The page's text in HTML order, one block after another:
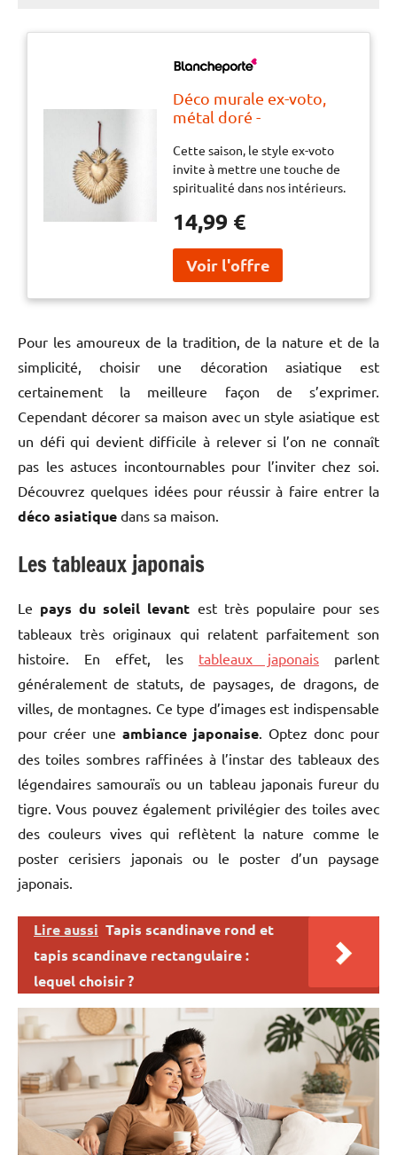
Déco murale ex-voto,
métal doré -
saison, le style ex-voto
invite à mettre une
touche de spiritualité
visuelle, cette
décoration habille à elle
seule les murs de votre
chambre ou salon.
N’hésitez pas à l’associe
Cette saison, le style ex-voto
invite à mettre une touche de
spiritualité dans nos intérieurs.
habille à elle seule les murs de
N’hésitez pas à l’associer à
d’autres décorations du même
thème pour créer un effet
et amener les bonnes énergies
dans votre intérieur !
14,99 €
Pour les amoureux de la tradition, de la nature et de la
simplicité, choisir une décoration asiatique est
certainement la meilleure façon de s’exprimer.
Cependant décorer sa maison avec un style asiatique est
un défi qui devient difficile à relever si l’on ne connaît
pas les astuces incontournables pour l’inviter chez soi.
Découvrez quelques idées pour réussir à faire entrer la
déco asiatique dans sa maison.
Les tableaux japonais
Le pays du soleil levant est très populaire pour ses
tableaux très originaux qui relatent parfaitement son
histoire. En effet, les tableaux japonais parlent
généralement de statuts, de paysages, de dragons, de
villes, de montagnes. Ce type d’images est indispensable
pour créer une ambiance japonaise. Optez donc pour
des toiles sombres raffinées à l’instar des tableaux des
légendaires samouraïs ou un tableau japonais fureur du
tigre. Vous pouvez également privilégier des toiles avec
des couleurs vives qui reflètent la nature comme le
poster cerisiers japonais ou le poster d’un paysage
japonais.
Lire aussi Tapis scandinave rond et
tapis scandinave rectangulaire :
lequel choisir ?